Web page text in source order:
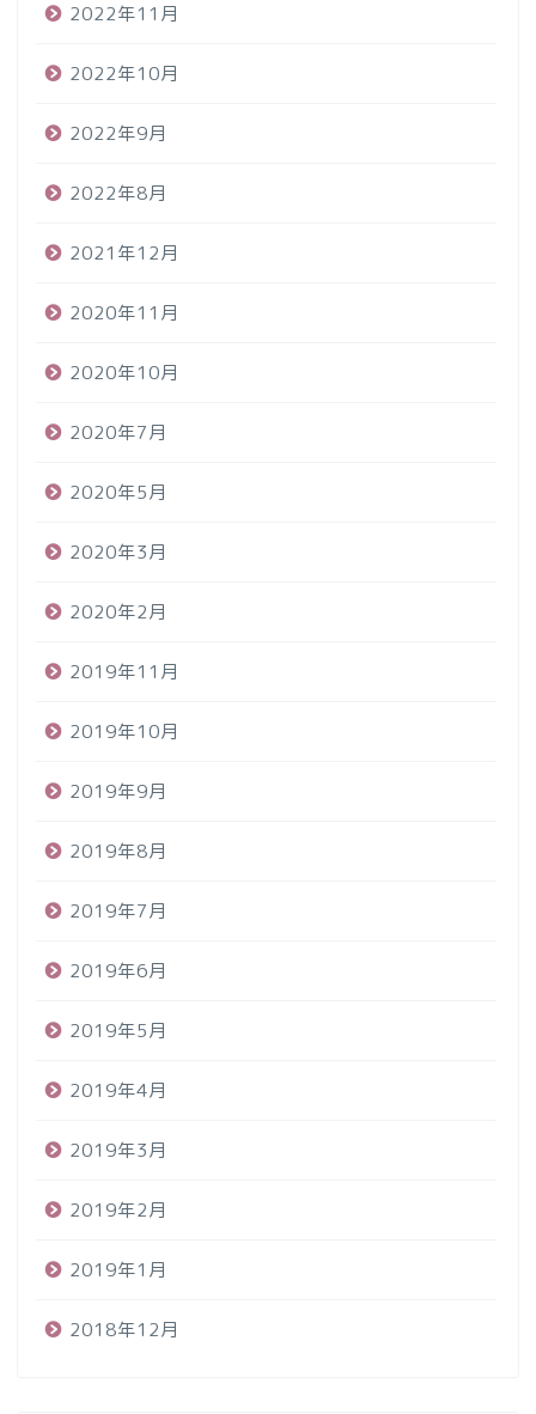
2022年11月
2022年10月
2022年9月
2022年8月
2021年12月
2020年11月
2020年10月
2020年7月
2020年5月
2020年3月
2020年2月
2019年11月
2019年10月
2019年9月
2019年8月
2019年7月
2019年6月
2019年5月
2019年4月
2019年3月
2019年2月
2019年1月
2018年12月